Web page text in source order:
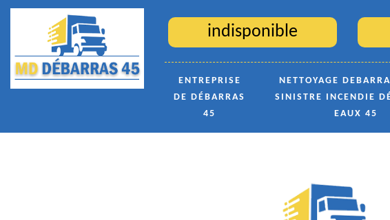
indisponible
ENTREPRISE
DE DÉBARRAS
45
NETTOYAGE
SINISTRE INCENDIE
EAUX 45